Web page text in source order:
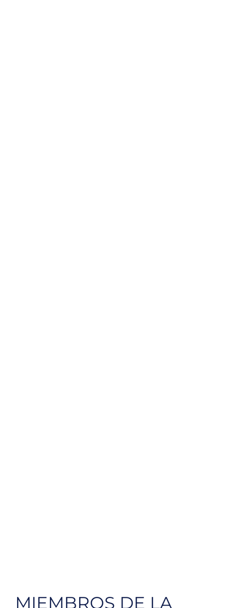
MIEMBROS DE LA